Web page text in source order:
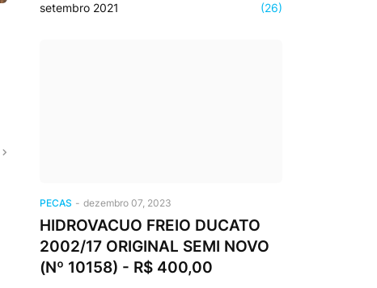
setembro 2021 (26)
PECAS - dezembro 07, 2023
HIDROVACUO FREIO DUCATO
2002/17 ORIGINAL SEMI NOVO
(Nº 10158) - R$ 400,00